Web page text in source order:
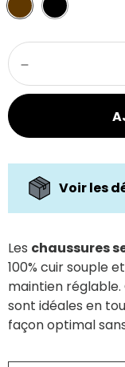
Voir les
Les chaussures
100% cuir souple
maintien réglable.
sont idéales en
façon optimal